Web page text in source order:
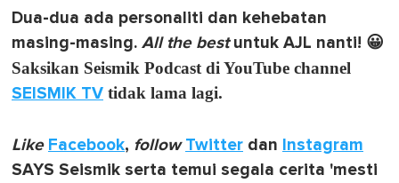
Dua-dua ada personaliti dan kehebatan
masing-masing. All the bestuntuk AJL nanti! 😀
Saksikan Seismik Podcast di YouTube channel
SEISMIK TV tidak lama lagi.
Like Facebook, follow Twitter dan Instagram
SAYS Seismik serta temui segala cerita 'mesti